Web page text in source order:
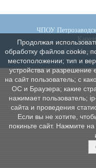
ЧПОУ
©
Продолжая
обработку файлов cookie,
местоположении; тип и
устройства и разрешение
на сайт пользователь; с
ОС и Браузера; какие
нажимает пользователь;
сайта и проведения
Если вы не хотите,
покиньте сайт. Нажмите